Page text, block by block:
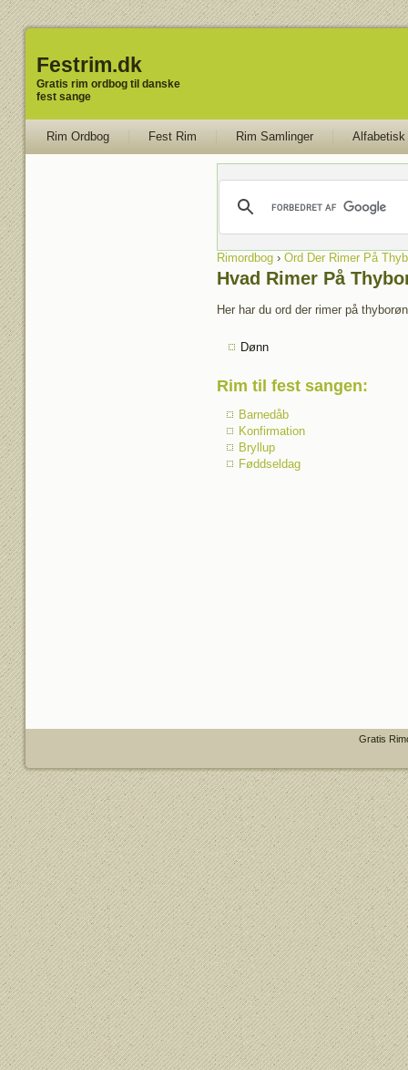
Festrim.dk
Gratis rim ordbog til danske
fest sange
Rim Ordbog Fest Rim Rim Samlinger Alfabetisk
Rimordbog› Ord Der Rimer På
Hvad Rimer På
Her har du ord der rimer på
Dønn
Rim til fest sangen:
Barnedåb
Konfirmation
Bryllup
Føddseldag
Gratis